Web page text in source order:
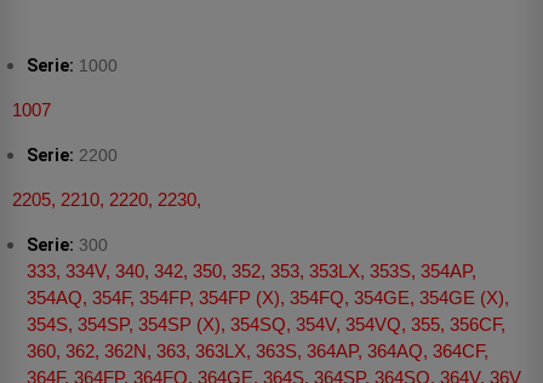
Serie: 1000
1007
Serie: 2200
2205, 2210, 2220, 2230,
Serie: 300
333, 334V, 340, 342, 350, 352, 353, 353LX, 353S, 354AP,
354AQ, 354F, 354FP, 354FP (X), 354FQ, 354GE, 354GE (X),
354S, 354SP, 354SP (X), 354SQ, 354V, 354VQ, 355, 356CF,
360, 362, 362N, 363, 363LX, 363S, 364AP, 364AQ, 364CF,
364F, 364FP, 364FQ, 364GE, 364S, 364SP, 364SQ, 364V, 36V